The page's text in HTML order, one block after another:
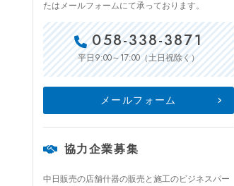
たはメールフォームにて承っております。
058-338-3871
平日9:00～17:00（土日祝除く）
メールフォーム
協力企業募集
中日販売の店舗什器の販売と施工のビジネスパー